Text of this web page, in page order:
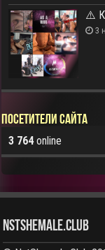
⚠️
3
Посетители сайта
3 764online
NstShemale.Club